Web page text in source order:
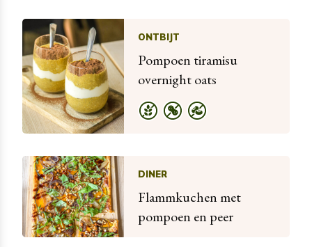
ONTBIJT
Pompoen tiramisu
overnight oats
DINER
Flammkuchen met
pompoen en peer